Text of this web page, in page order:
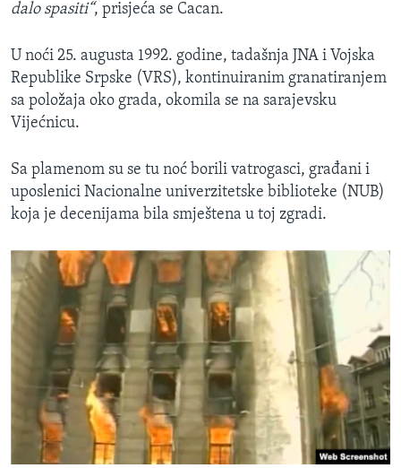
dalo spasiti“, prisjeća se Cacan.
U noći 25. augusta 1992. godine, tadašnja JNA i Vojska
Republike Srpske (VRS), kontinuiranim granatiranjem
sa položaja oko grada, okomila se na sarajevsku
Vijećnicu.
Sa plamenom su se tu noć borili vatrogasci, građani i
uposlenici Nacionalne univerzitetske biblioteke (NUB)
koja je decenijama bila smještena u toj zgradi.